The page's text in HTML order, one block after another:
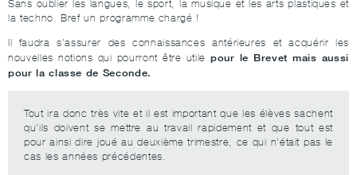
Sans oublier les langues, le sport, la musique et les arts plastiques et
la techno. Bref un programme chargé !
Il faudra s’assurer des connaissances antérieures et acquérir les
nouvelles notions qui pourront être utile pour le Brevet mais aussi
pour la classe de Seconde.
Tout ira donc très vite et il est important que les élèves sachent
qu’ils doivent se mettre au travail rapidement et que tout est
pour ainsi dire joué au deuxième trimestre, ce qui n’était pas le
cas les années précédentes.